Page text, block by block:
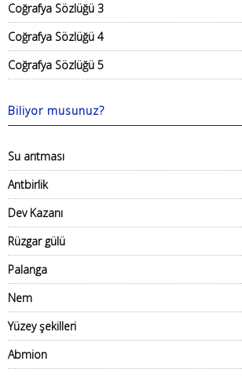
Coğrafya Sözlüğü 3
Coğrafya Sözlüğü 4
Coğrafya Sözlüğü 5
Biliyor musunuz?
Su arıtması
Antbirlik
Dev Kazanı
Rüzgar gülü
Palanga
Nem
Yüzey şekilleri
Abmion